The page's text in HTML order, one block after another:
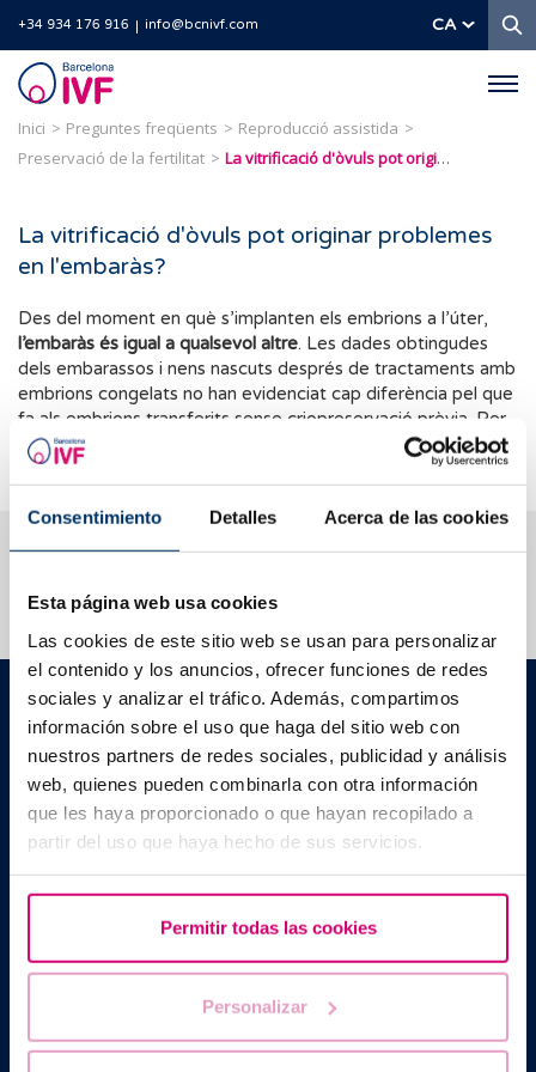
Consentimiento Detalles Acerca de las cookies
Esta página web usa cookies
Las cookies de este sitio web se usan para personalizar
el contenido y los anuncios, ofrecer funciones de redes
sociales y analizar el tráfico. Además, compartimos
información sobre el uso que haga del sitio web con
nuestros partners de redes sociales, publicidad y análisis
web, quienes pueden combinarla con otra información
que les haya proporcionado o que hayan recopilado a
partir del uso que haya hecho de sus servicios.
Permitir todas las cookies
Personalizar
+34 934 176 916 info@bcnivf.com CA
Barcelona
IVF
Inici Preguntes freqüents
Reproducció assistida
Preservació de la fertilitat
La vitrificació d'òvuls pot originar problemes en l'embaràs?
La vitrificació d'òvuls pot originar problemes
en l'embaràs?
Des del moment en què s’implanten els embrions a l’úter,
l’embaràs és igual a qualsevol altre. Les dades obtingudes
dels embarassos i nens nascuts després de tractaments amb
embrions congelats no han evidenciat cap diferència pel que
fa als embrions transferits sense criopreservació prèvia. Per
tant, l'evidència científica és totalment tranquil·litzadora.
T’ajudem a resoldre els teus dubtes
Barcelona IVF
Edifici Planetarium
Escoles Pies, 103. 08017 Barcelona, Espanya
+34 934 176 916
info@bcnivf.com
Barcelona IVF és un centre sanitari homologat per la Generalitat de
Catalunya autoritzat com a Centre de Reproducció Humana